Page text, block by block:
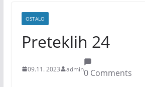
OSTALO
Preteklih 24
09.11. 2023 admin0 Comments